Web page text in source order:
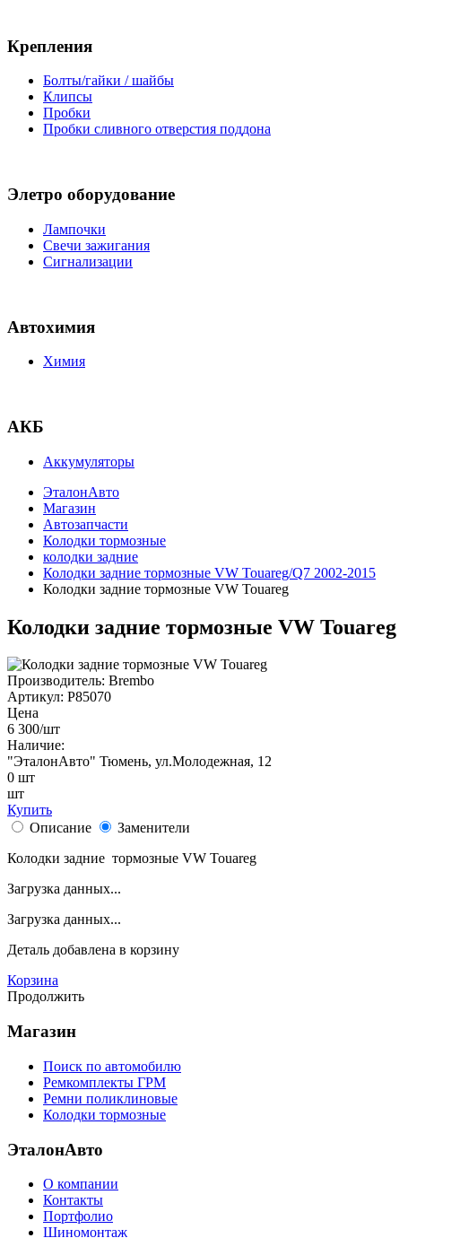
Крепления
Болты/гайки / шайбы
Клипсы
Пробки
Пробки сливного отверстия поддона
Элетро оборудование
Лампочки
Свечи зажигания
Сигнализации
Автохимия
Химия
АКБ
Аккумуляторы
ЭталонАвто
Магазин
Автозапчасти
Колодки тормозные
колодки задние
Колодки задние тормозные VW Touareg/Q7 2002-2015
Колодки задние тормозные VW Touareg
Колодки задние тормозные VW Touareg
Производитель: Brembo
Артикул: P85070
Цена
6 300/шт
Наличие:
"ЭталонАвто" Тюмень, ул.Молодежная, 12
0 шт
шт
Купить
Описание
Заменители
Колодки задние тормозные VW Touareg
Загрузка данных...
Загрузка данных...
Деталь добавлена в корзину
Корзина
Продолжить
Магазин
Поиск по автомобилю
Ремкомплекты ГРМ
Ремни поликлиновые
Колодки тормозные
ЭталонАвто
О компании
Контакты
Портфолио
Шиномонтаж